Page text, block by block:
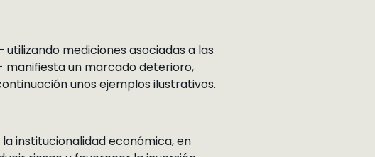
mediciones asociadas a las
manifiesta un marcado deterioro,
unos ejemplos ilustrativos.
institucionalidad económica, en